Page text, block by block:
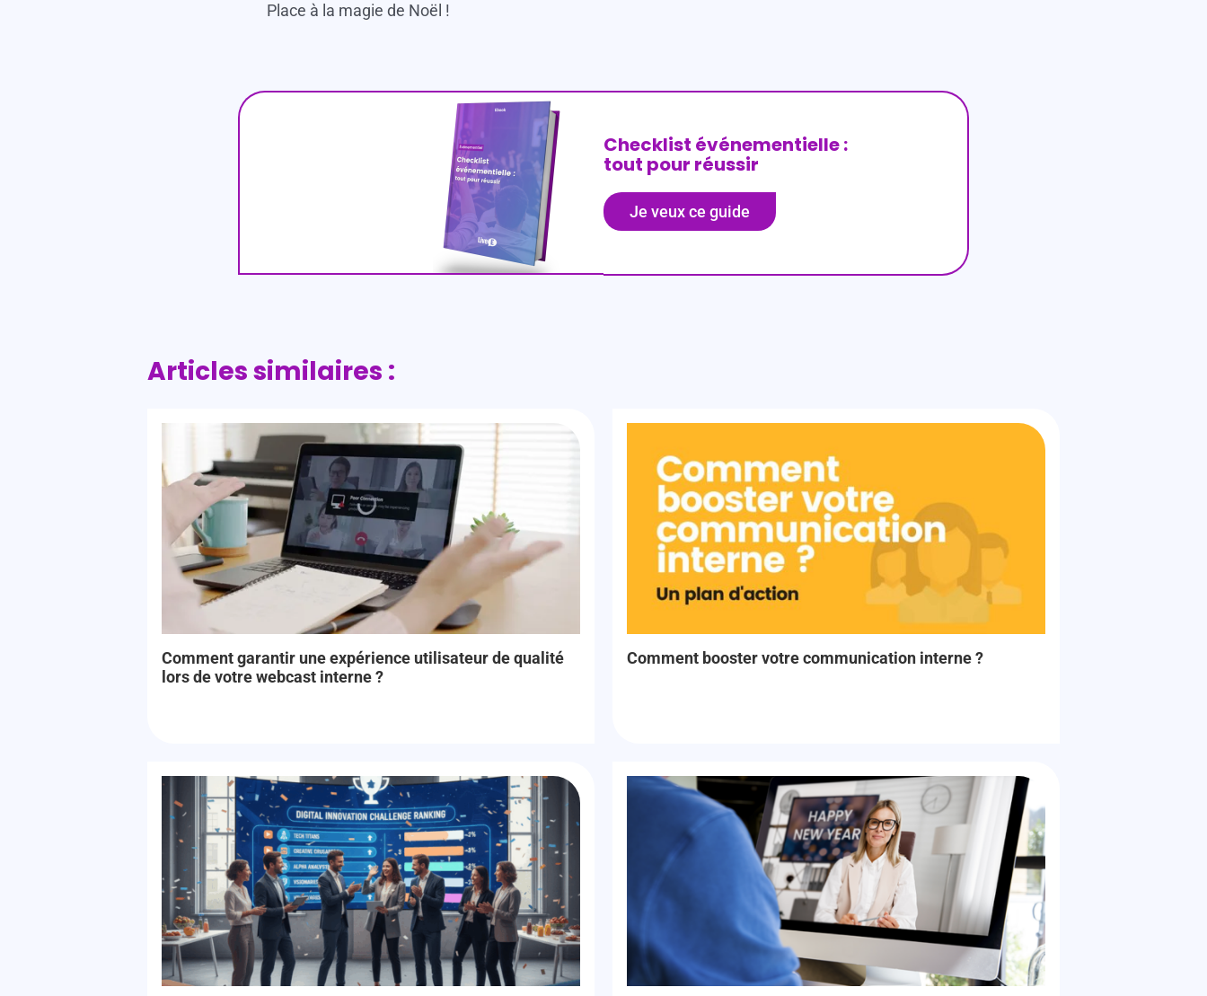
Place à la magie de Noël !
Checklist événementielle :
tout pour réussir
Je veux ce guide
Articles similaires :
Comment garantir une expérience utilisateur de qualité
lors de votre webcast interne ?
Comment booster votre communication interne ?